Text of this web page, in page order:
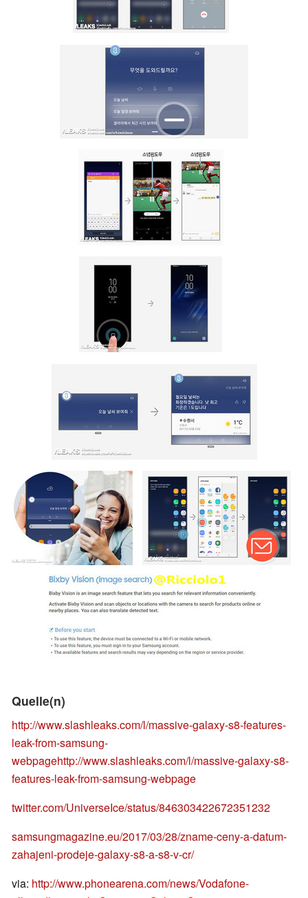
Quelle(n)
http://www.slashleaks.com/l/massive-galaxy-s8-features-
leak-from-samsung-
webpagehttp://www.slashleaks.com/l/massive-galaxy-s8-
features-leak-from-samsung-webpage
twitter.com/UniverseIce/status/846303422672351232
samsungmagazine.eu/2017/03/28/zname-ceny-a-datum-
zahajeni-prodeje-galaxy-s8-a-s8-v-cr/
via: http://www.phonearena.com/news/Vodafone-